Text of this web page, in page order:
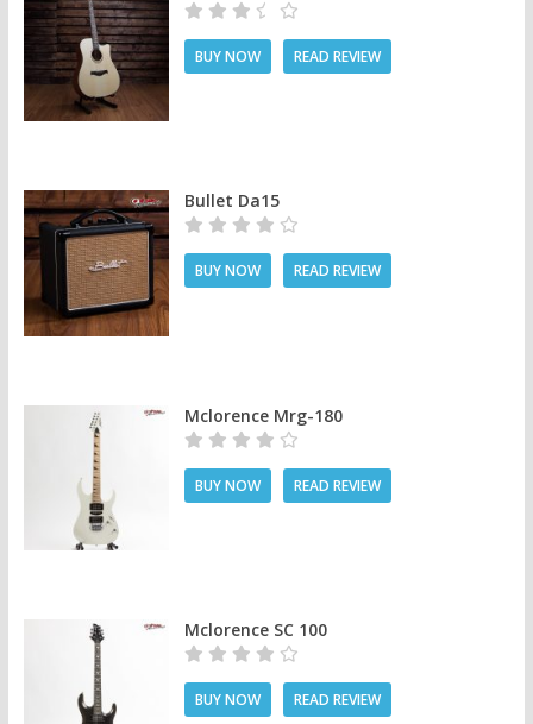
BUY NOW READ REVIEW
Bullet Da15
BUY NOW READ REVIEW
Mclorence Mrg-180
BUY NOW READ REVIEW
Mclorence SC 100
BUY NOW READ REVIEW